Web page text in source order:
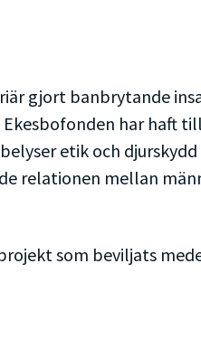
gjort banbrytande
har haft
etik och djurskydd
relationen mellan
som beviljats